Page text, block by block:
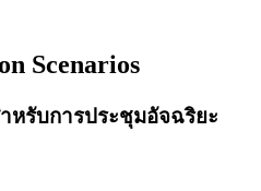
Scenarios
หรับการประชุมอัจฉริยะ